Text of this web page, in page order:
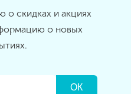
скидках и акциях
о новых